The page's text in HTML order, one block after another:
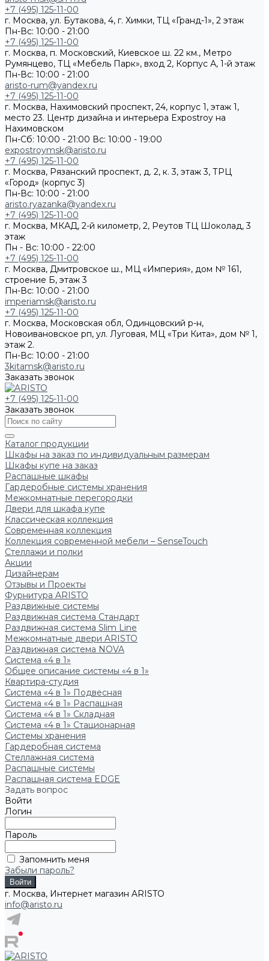
+7 (495) 125-11-00
г. Москва, ул. Бутакова, 4, г. Химки, ТЦ «Гранд-1», 2 этаж
Пн-Вс: 10:00 - 21:00
+7 (495) 125-11-00
г. Москва, п. Московский, Киевское ш. 22 км., Метро
Румянцево, ТЦ «Мебель Парк», вход 2, Корпус А, 1-й этаж
Пн-Вс: 10:00 - 21:00
aristo-rum@yandex.ru
+7 (495) 125-11-00
г. Москва, Нахимовский проспект, 24, корпус 1, этаж 1,
место 23. Центр дизайна и интерьера Expostroy на
Нахимовском
Пн-Сб: 10:00 - 21:00 Вс: 10:00 - 19:00
expostroymsk@aristo.ru
+7 (495) 125-11-00
г. Москва, Рязанский проспект, д. 2, к. 3, этаж 3, ТРЦ
«Город» (корпус 3)
Пн-Вс: 10:00 - 21:00
aristo.ryazanka@yandex.ru
+7 (495) 125-11-00
г. Москва, МКАД, 2-й километр, 2, Реутов ТЦ Шоколад, 3
этаж
Пн - Вс: 10:00 - 22:00
+7 (495) 125-11-00
г. Москва, Дмитровское ш., МЦ «Империя», дом № 161,
строение Б, этаж 3
Пн-Вс: 10:00 - 21:00
imperiamsk@aristo.ru
+7 (495) 125-11-00
г. Москва, Московская обл, Одинцовский р-н,
Новоивановское рп, ул. Луговая, МЦ «Три Кита», дом № 1,
этаж 2.
Пн-Вс: 10:00 - 21:00
3kitamsk@aristo.ru
Заказать звонок
+7 (495) 125-11-00
Заказать звонок
Каталог продукции
Шкафы на заказ по индивидуальным размерам
Шкафы купе на заказ
Распашные шкафы
Гардеробные системы хранения
Межкомнатные перегородки
Двери для шкафа купе
Классическая коллекция
Современная коллекция
Коллекция современной мебели – SenseTouch
Стеллажи и полки
Акции
Дизайнерам
Отзывы и Проекты
Фурнитура ARISTO
Раздвижные системы
Раздвижная система Стандарт
Раздвижная система Slim Line
Межкомнатные двери ARISTO
Раздвижная система NOVA
Система «4 в 1»
Общее описание системы «4 в 1»
Квартира-студия
Система «4 в 1» Подвесная
Система «4 в 1» Распашная
Система «4 в 1» Складная
Система «4 в 1» Стационарная
Системы хранения
Гардеробная система
Стеллажная система
Распашные системы
Распашная система EDGE
Задать вопрос
Войти
Логин
Пароль
Запомнить меня
Забыли пароль?
г. Москва, Интернет магазин ARISTO
info@aristo.ru